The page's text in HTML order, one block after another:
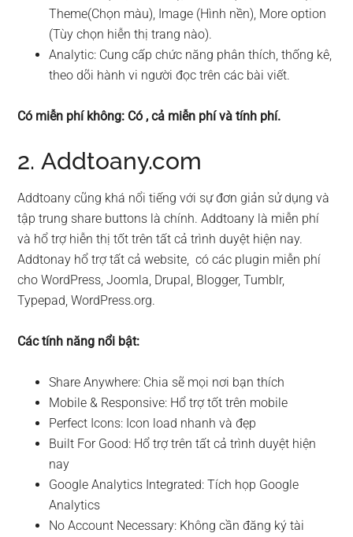
Theme(Chọn màu), Image (Hình nền), More option
(Tùy chọn hiễn thị trang nào).
Analytic: Cung cấp chức năng phân thích, thống kê,
theo dõi hành vi người đọc trên các bài viết.
Có miễn phí không: Có , cả miễn phí và tính phí.
2. Addtoany.com
Addtoany cũng khá nổi tiếng với sự đơn giản sử dụng và
tập trung share buttons là chính. Addtoany là miễn phí
và hổ trợ hiễn thị tốt trên tất cả trình duyệt hiện nay.
Addtonay hổ trợ tất cả website, có các plugin miễn phí
cho WordPress, Joomla, Drupal, Blogger, Tumblr,
Typepad, WordPress.org.
Các tính năng nổi bật:
Share Anywhere: Chia sẽ mọi nơi bạn thích
Mobile & Responsive: Hổ trợ tốt trên mobile
Perfect Icons: Icon load nhanh và đẹp
Built For Good: Hổ trợ trên tất cả trình duyệt hiện
nay
Google Analytics Integrated: Tích họp Google
Analytics
No Account Necessary: Không cần đăng ký tài